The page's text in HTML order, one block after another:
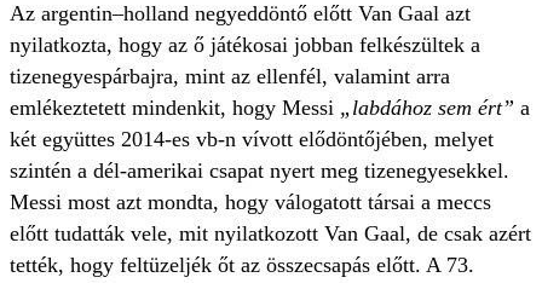
Az argentin–holland negyeddöntő előtt Van Gaal azt
nyilatkozta, hogy az ő játékosai jobban felkészültek a
tizenegyespárbajra, mint az ellenfél, valamint arra
emlékeztetett mindenkit, hogy Messi „labdához sem ért” a
két együttes 2014-es vb-n vívott elődöntőjében, melyet
szintén a dél-amerikai csapat nyert meg tizenegyesekkel.
Messi most azt mondta, hogy válogatott társai a meccs
előtt tudatták vele, mit nyilatkozott Van Gaal, de csak azért
tették, hogy feltüzeljék őt az összecsapás előtt. A 73.